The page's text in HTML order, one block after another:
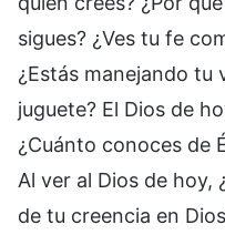
sigues? ¿Ves tu fe
¿Estás manejando tu
juguete? El Dios de
¿Cuánto conoces de
Al ver al Dios de hoy,
de tu creencia en